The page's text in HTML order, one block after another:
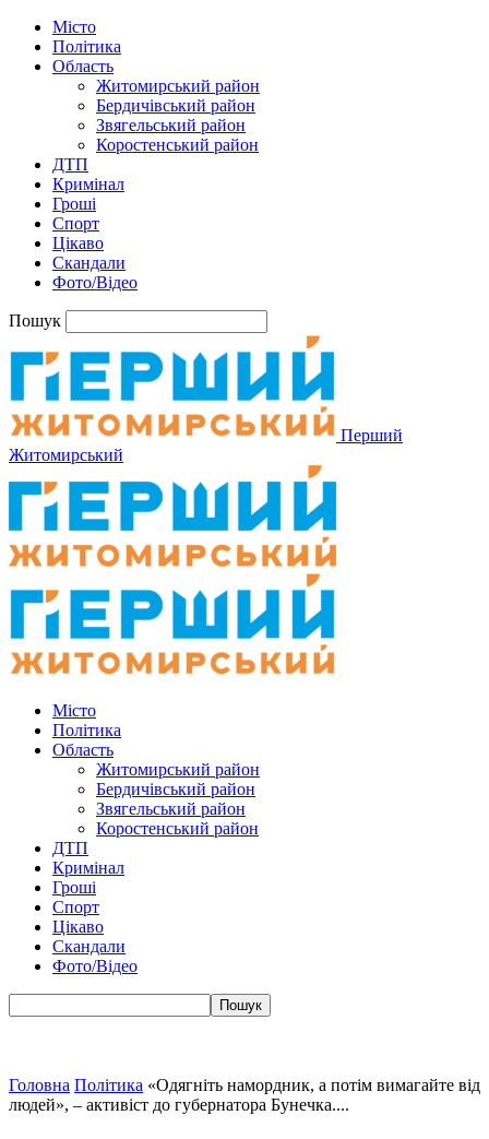
Місто
Політика
Область
Житомирський район
Бердичівський район
Звягельський район
Коростенський район
ДТП
Кримінал
Гроші
Спорт
Цікаво
Скандали
Фото/Відео
Пошук
Перший
Житомирський
Місто
Політика
Область
Житомирський район
Бердичівський район
Звягельський район
Коростенський район
ДТП
Кримінал
Гроші
Спорт
Цікаво
Скандали
Фото/Відео
Головна Політика «Одягніть намордник, а потім вимагайте від
людей», – активіст до губернатора Бунечка....